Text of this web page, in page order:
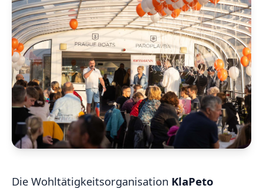
Die Wohltätigkeitsorganisation KlaPeto